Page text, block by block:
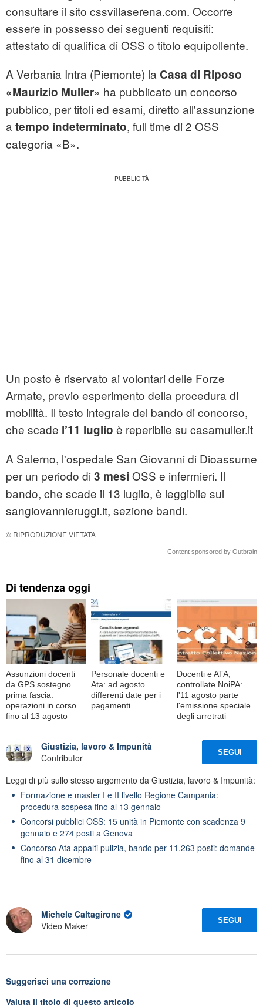
consultare il sito cssvillaserena.com. Occorre
essere in possesso dei seguenti requisiti:
attestato di qualifica di OSS o titolo equipollente.
A Verbania Intra (Piemonte) la Casa di Riposo
«Maurizio Muller» ha pubblicato un concorso
pubblico, per titoli ed esami, diretto all'assunzione
a tempo indeterminato, full time di 2 OSS
categoria «B».
Un posto è riservato ai volontari delle Forze
Armate, previo esperimento della procedura di
mobilità. Il testo integrale del bando di concorso,
che scade l’11 luglio è reperibile su casamuller.it
A Salerno, l'ospedale San Giovanni di Dioassume
per un periodo di 3 mesi OSS e infermieri. Il
bando, che scade il 13 luglio, è leggibile sul
sangiovannieruggi.it, sezione bandi.
© RIPRODUZIONE VIETATA
Content sponsored by Outbrain
Di tendenza oggi
Assunzioni docenti
da GPS sostegno
prima fascia:
operazioni in corso
fino al 13 agosto
Personale docenti e
Ata: ad agosto
differenti date per i
pagamenti
Docenti e ATA,
controllate NoiPA:
l'11 agosto parte
l'emissione speciale
degli arretrati
Giustizia, lavoro & Impunità
Contributor
SEGUI
Leggi di più sullo stesso argomento da Giustizia, lavoro & Impunità:
Formazione e master I e II livello Regione Campania:
procedura sospesa fino al 13 gennaio
Concorsi pubblici OSS: 15 unità in Piemonte con scadenza 9
gennaio e 274 posti a Genova
Concorso Ata appalti pulizia, bando per 11.263 posti: domande
fino al 31 dicembre
Michele Caltagirone
Video Maker
SEGUI
Suggerisci una correzione
Valuta il titolo di questo articolo